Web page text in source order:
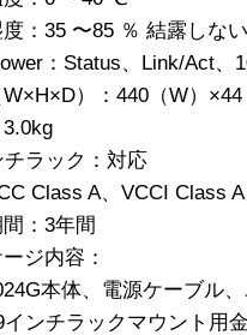
：35 〜85 ％ 結露しな
：Status、Link/Act、
）：440（W）
チラック：対応
Class A、VCCI Class
：3年間
ジ内容：
本体、電源ケーブル
インチラックマウント用